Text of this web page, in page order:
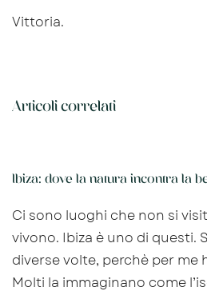
Vittoria.
Articoli correlati
Ibiza: dove la natura incontra la
Ci sono luoghi che non si
vivono. Ibiza è uno di questi.
diverse volte, perchè per me
Molti la immaginano come